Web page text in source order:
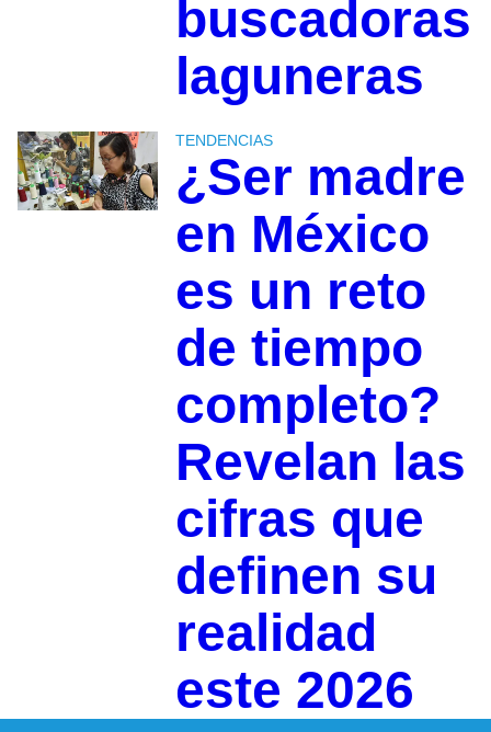
buscadoras
laguneras
TENDENCIAS
¿Ser madre
en México
es un reto
de tiempo
completo?
Revelan las
cifras que
definen su
realidad
este 2026